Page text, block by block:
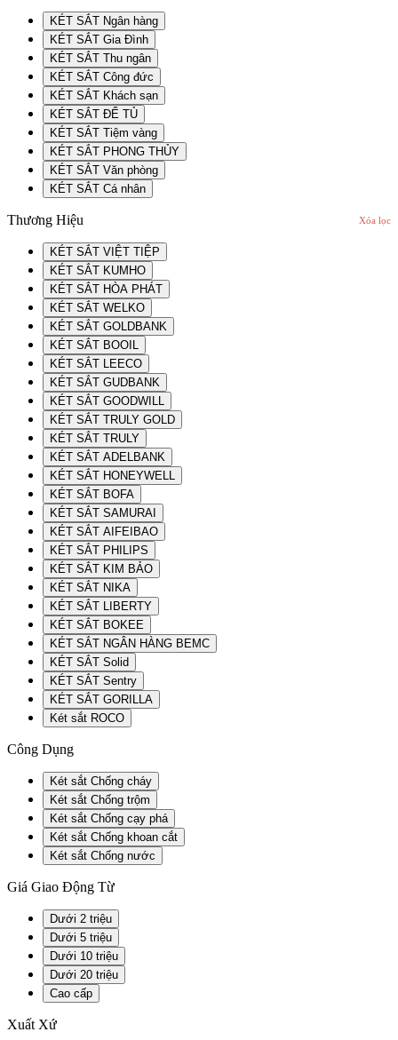
KÉT SẮT Ngân hàng
KÉT SẮT Gia Đình
KÉT SẮT Thu ngân
KÉT SẮT Công đức
KÉT SẮT Khách sạn
KÉT SẮT ĐỂ TỦ
KÉT SẮT Tiệm vàng
KÉT SẮT PHONG THỦY
KÉT SẮT Văn phòng
KÉT SẮT Cá nhân
Thương Hiệu Xóa lọc
KÉT SẮT VIỆT TIỆP
KÉT SẮT KUMHO
KÉT SẮT HÒA PHÁT
KÉT SẮT WELKO
KÉT SẮT GOLDBANK
KÉT SẮT BOOIL
KÉT SẮT LEECO
KÉT SẮT GUDBANK
KÉT SẮT GOODWILL
KÉT SẮT TRULY GOLD
KÉT SẮT TRULY
KÉT SẮT ADELBANK
KÉT SẮT HONEYWELL
KÉT SẮT BOFA
KÉT SẮT SAMURAI
KÉT SẮT AIFEIBAO
KÉT SẮT PHILIPS
KÉT SẮT KIM BẢO
KÉT SẮT NIKA
KÉT SẮT LIBERTY
KÉT SẮT BOKEE
KÉT SẮT NGÂN HÀNG BEMC
KÉT SẮT Solid
KÉT SẮT Sentry
KÉT SẮT GORILLA
Két sắt ROCO
Công Dụng
Két sắt Chống cháy
Két sắt Chống trộm
Két sắt Chống cạy phá
Két sắt Chống khoan cắt
Két sắt Chống nước
Giá Giao Động Từ
Dưới 2 triệu
Dưới 5 triệu
Dưới 10 triệu
Dưới 20 triệu
Cao cấp
Xuất Xứ